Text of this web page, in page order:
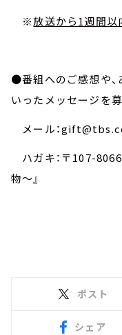
※放送から1週間以
●番組へのご感想や、
いったメッセージを
メール：
ハガキ：〒107-
物～』
ポスト
シェア